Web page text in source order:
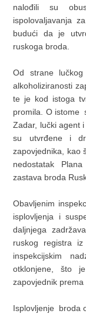
nalođili su
ispolovaljavanja
budući da je
ruskoga broda.
Od strane
alkoholiziranosti
te je kod istoga
promila. O istome
Zadar, lučki agent
su utvrđene i
zapovjednika, kao
nedostatak Plana
zastava broda
Obavljenim
isplovljenja i
daljnjega
ruskog registra
inspekcijskim
otklonjene, što
zapovjednik prema
Isplovljenje broda